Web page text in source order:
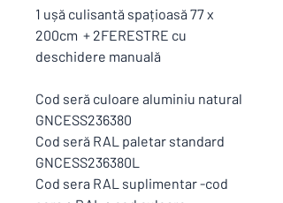
1 ușă culisantă spațioasă 77 x
200cm + 2FERESTRE cu
deschidere manuală
Cod seră culoare aluminiu natural
GNCESS236380
Cod seră RAL paletar standard
GNCESS236380L
Cod sera RAL suplimentar -cod